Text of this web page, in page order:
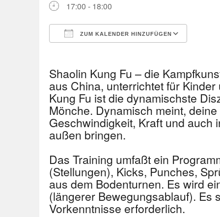
17:00 - 18:00
ZUM KALENDER HINZUFÜGEN
Shaolin Kung Fu – die
aus China, unterrichtet für
Kung Fu ist die dynamischste
Mönche. Dynamisch meint,
Geschwindigkeit, Kraft und auch
außen bringen.
Das Training umfaßt ein
(Stellungen), Kicks, Punches,
aus dem Bodenturnen. Es wird
(längerer Bewegungsablauf). Es
Vorkenntnisse erforderlich.